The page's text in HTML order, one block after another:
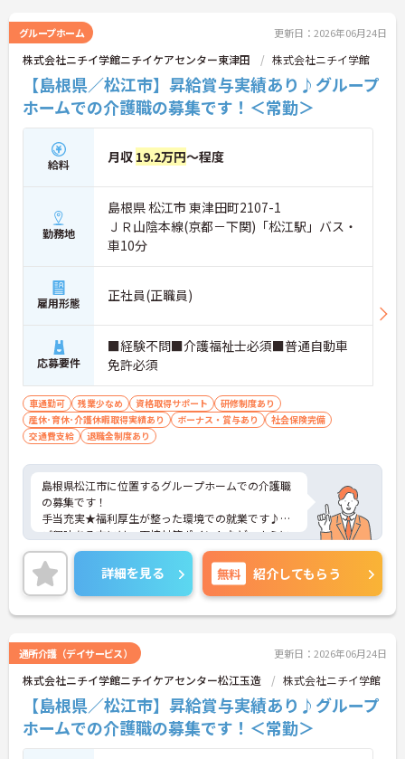
グループホーム 更新日：2026年06月24日
株式会社ニチイ学館ニチイケアセンター東津田 株式会社ニチイ学館
【島根県／松江市】昇給賞与実績あり♪グループ
ホームでの介護職の募集です！＜常勤＞
給料 月収 19.2万円～程度
勤務地
島根県 松江市 東津田町2107-1
ＪＲ山陰本線(京都－下関)「松江駅」バス・
車10分
雇用形態 正社員(正職員)
応募要件
■経験不問■介護福祉士必須■普通自動車
免許必須
車通勤可 残業少なめ 資格取得サポート
研修制度あり
産休･育休･介護休暇取得実績あり
ボーナス・賞与あり
社会保険完備
交通費支給
退職金制度あり
島根県松江市に位置するグループホームでの介護職
の募集です！
手当充実★福利厚生が整った環境での就業です♪
ご興味ある方には、面接対策ポイントなど、さらに
詳細をお話しいたしますのでお気軽にご相談くださ
い。
詳細を見る 無料 紹介してもらう
通所介護（デイサービス） 更新日：2026年06月24日
株式会社ニチイ学館ニチイケアセンター松江玉造 株式会社ニチイ学館
【島根県／松江市】昇給賞与実績あり♪グループ
ホームでの介護職の募集です！＜常勤＞